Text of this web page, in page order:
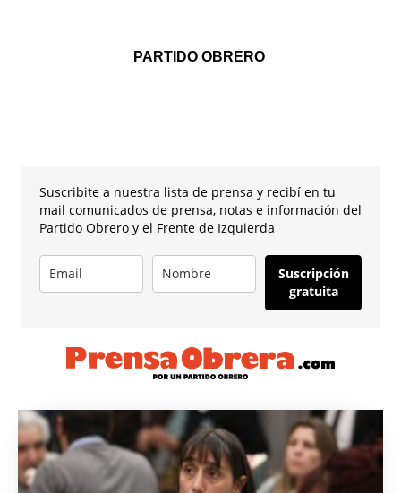
PARTIDO OBRERO
Suscribite a nuestra lista de prensa y recibí en tu
mail comunicados de prensa, notas e información del
Partido Obrero y el Frente de Izquierda
Suscripción
gratuita